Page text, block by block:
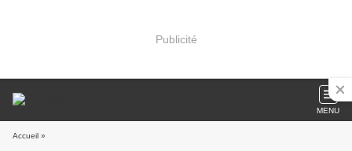
Publicité
MENU
Accueil »